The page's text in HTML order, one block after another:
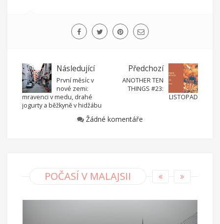
Následující
První měsíc v
nové zemi:
mravenci v medu, drahé
jogurty a běžkyně v hidžábu
Předchozí
ANOTHER TEN
THINGS #23:
LISTOPAD
Žádné komentáře
POČASÍ V MALAJSII